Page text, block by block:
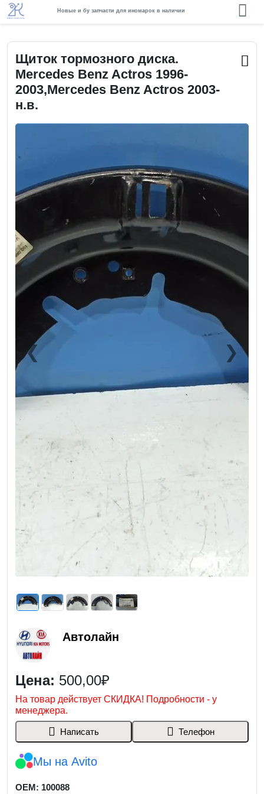
Новые и бу запчасти для иномарок в наличии
Щиток тормозного диска.
Mercedes Benz Actros 1996-
2003,Mercedes Benz Actros 2003-
н.в.
❮Previous ❯Next
Автолайн
Цена: 500,00₽
На товар действует СКИДКА! Подробности - у
менеджера.
Написать Телефон
Мы на Avito
OEM: 100088